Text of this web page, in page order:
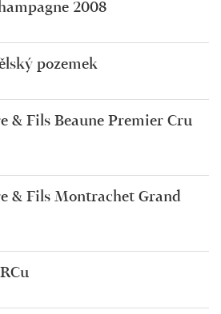
2008
pozemek
& Fils Beaune Premier Cru
& Fils Montrachet Grand